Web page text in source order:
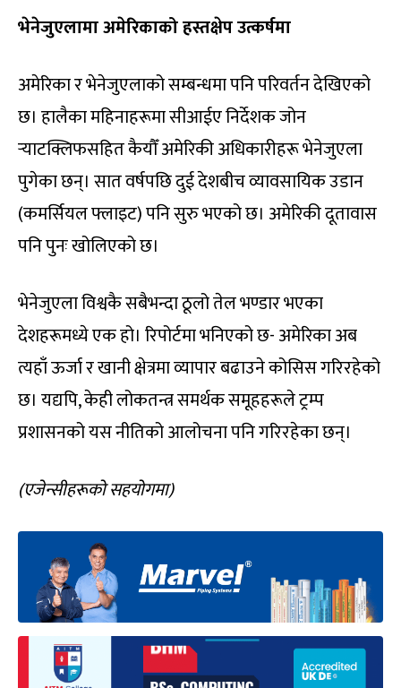
भेनेजुएलामा अमेरिकाको हस्तक्षेप उत्कर्षमा
अमेरिका र भेनेजुएलाको सम्बन्धमा पनि परिवर्तन देखिएको
छ। हालैका महिनाहरूमा सीआईए निर्देशक जोन
र्‍याटक्लिफसहित कैयौँ अमेरिकी अधिकारीहरू भेनेजुएला
पुगेका छन्। सात वर्षपछि दुई देशबीच व्यावसायिक उडान
(कमर्सियल फ्लाइट) पनि सुरु भएको छ। अमेरिकी दूतावास
पनि पुनः खोलिएको छ।
भेनेजुएला विश्वकै सबैभन्दा ठूलो तेल भण्डार भएका
देशहरूमध्ये एक हो। रिपोर्टमा भनिएको छ- अमेरिका अब
त्यहाँ ऊर्जा र खानी क्षेत्रमा व्यापार बढाउने कोसिस गरिरहेको
छ। यद्यपि, केही लोकतन्त्र समर्थक समूहहरूले ट्रम्प
प्रशासनको यस नीतिको आलोचना पनि गरिरहेका छन्।
(एजेन्सीहरूको सहयोगमा)